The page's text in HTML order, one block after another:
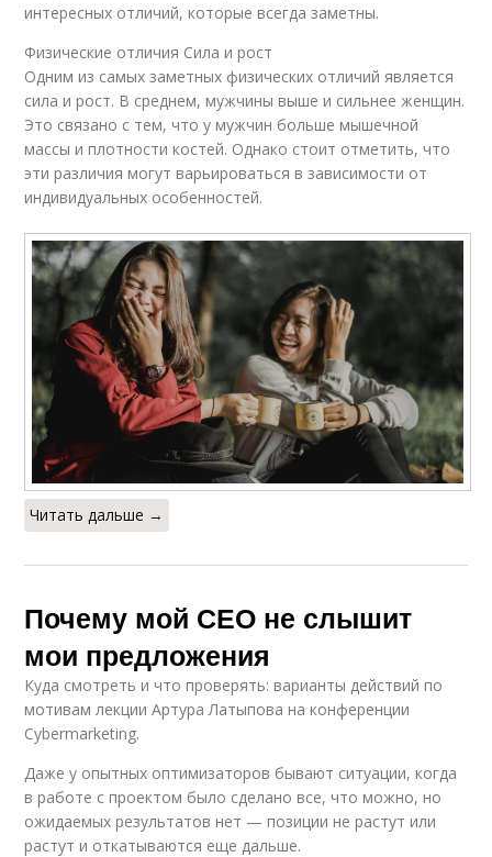
интересных отличий, которые всегда заметны.
Физические отличия Сила и рост
Одним из самых заметных физических отличий является
сила и рост. В среднем, мужчины выше и сильнее женщин.
Это связано с тем, что у мужчин больше мышечной
массы и плотности костей. Однако стоит отметить, что
эти различия могут варьироваться в зависимости от
индивидуальных особенностей.
Читать дальше →
Почему мой СЕО не слышит
мои предложения
Куда смотреть и что проверять: варианты действий по
мотивам лекции Артура Латыпова на конференции
Cybermarketing.
Даже у опытных оптимизаторов бывают ситуации, когда
в работе с проектом было сделано все, что можно, но
ожидаемых результатов нет — позиции не растут или
растут и откатываются еще дальше.